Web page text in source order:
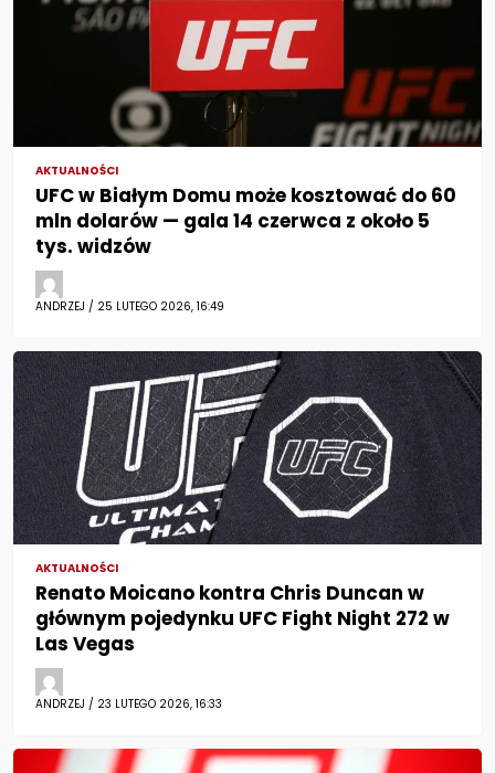
AKTUALNOŚCI
UFC w Białym Domu może kosztować do 60
mln dolarów — gala 14 czerwca z około 5
tys. widzów
ANDRZEJ / 25 LUTEGO 2026, 16:49
AKTUALNOŚCI
Renato Moicano kontra Chris Duncan w
głównym pojedynku UFC Fight Night 272 w
Las Vegas
ANDRZEJ / 23 LUTEGO 2026, 16:33